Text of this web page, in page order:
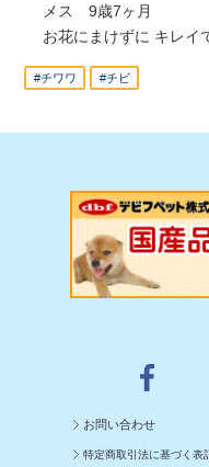
メス 9歳7ヶ月
お花にまけずに キレイ
#チワワ #チビ
お問い合わせ
特定商取引法に基づく表